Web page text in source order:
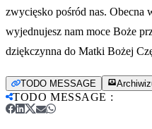
zwycięsko pośród nas. Obecna
wyjednujesz nam moce Boże
dziękczynna do Matki Bożej
TODO MESSAGE
TODO MESSAGE :